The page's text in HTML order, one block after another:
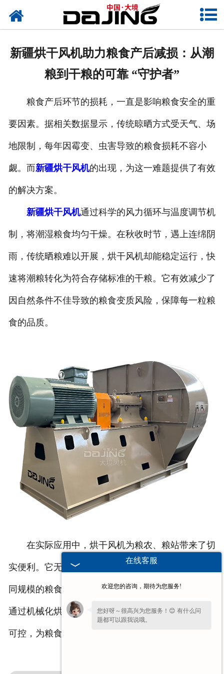
网站首页
风机知识
新闻中心
新疆烘干风机助力粮食产后减损：从潮
粮到干粮的可靠 “守护者”
粮食产后环节的损耗，一直是影响粮食安全的重
要因素。据相关数据显示，传统晾晒方式受天气、场
地限制，每年因霉变、虫害导致的粮食损耗不容小
觑。而新疆烘干风机的出现，为这一难题提供了有效
的解决方案。
新疆烘干风机通过科学的风力循环与温度调节机
制，将潮湿粮食均匀干燥。在秋收时节，遇上连绵阴
雨，传统晒粮难以开展，烘干风机却能稳定运行，快
速将潮粮转化为符合存储标准的干粮。它有效减少了
因自然条件不佳导致的粮食变质风险，保障每一粒粮
食的品质。
在实际应用中，烘干风机为粮农、粮站带来了切
实便利。它无需依赖大面积晾晒场地，可灵活适配不
同规模的粮食处理需求，降低人工成本与时间成本。
通过机械化烘干流程，从潮粮到干粮的转化过程更加
可控，为粮食安全筑牢一道可靠防线。
在线客服
欢迎您的咨询，期待为您服务!
您好呀～很高兴为您服务！😊 有什么问
题都可以跟我说哦。